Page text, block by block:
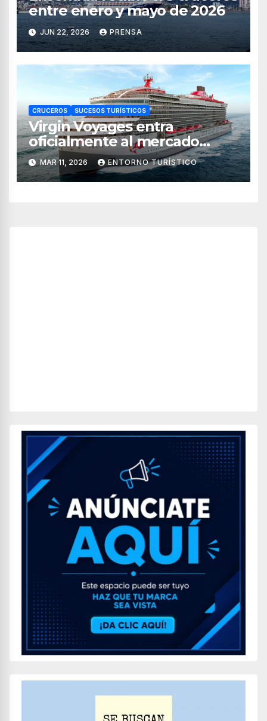
entre enero y mayo de 2026
JUN 22, 2026 PRENSA
CRUCEROS SUCESOS TURÍSTICOS
Virgin Voyages entra
oficialmente al mercado
mexicano de cruceros
MAR 11, 2026 ENTORNO TURÍSTICO